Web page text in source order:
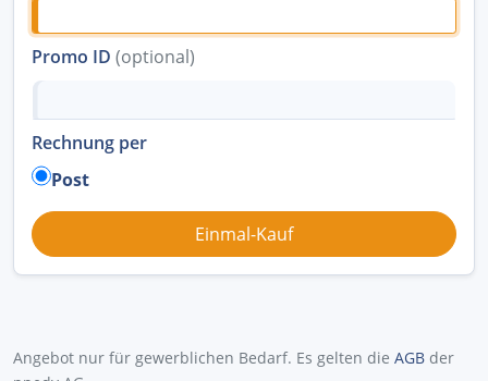
Promo ID (optional)
Rechnung per
Post
Angebot nur für gewerblichen Bedarf. Es gelten die AGB der